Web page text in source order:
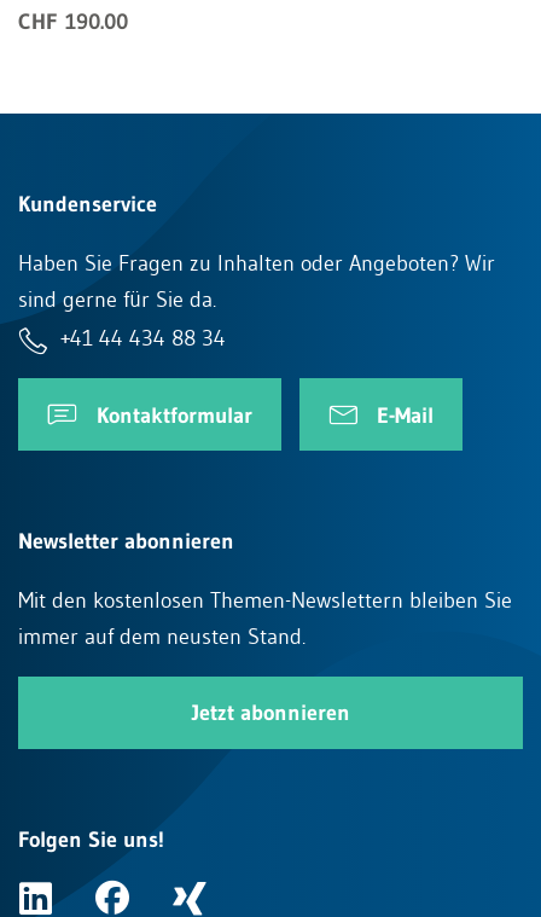
CHF 190.00
Kundenservice
Haben Sie Fragen zu Inhalten oder Angeboten? Wir
sind gerne für Sie da.
+41 44 434 88 34
Kontaktformular E-Mail
Newsletter abonnieren
Mit den kostenlosen Themen-Newslettern bleiben Sie
immer auf dem neusten Stand.
Jetzt abonnieren
Folgen Sie uns!